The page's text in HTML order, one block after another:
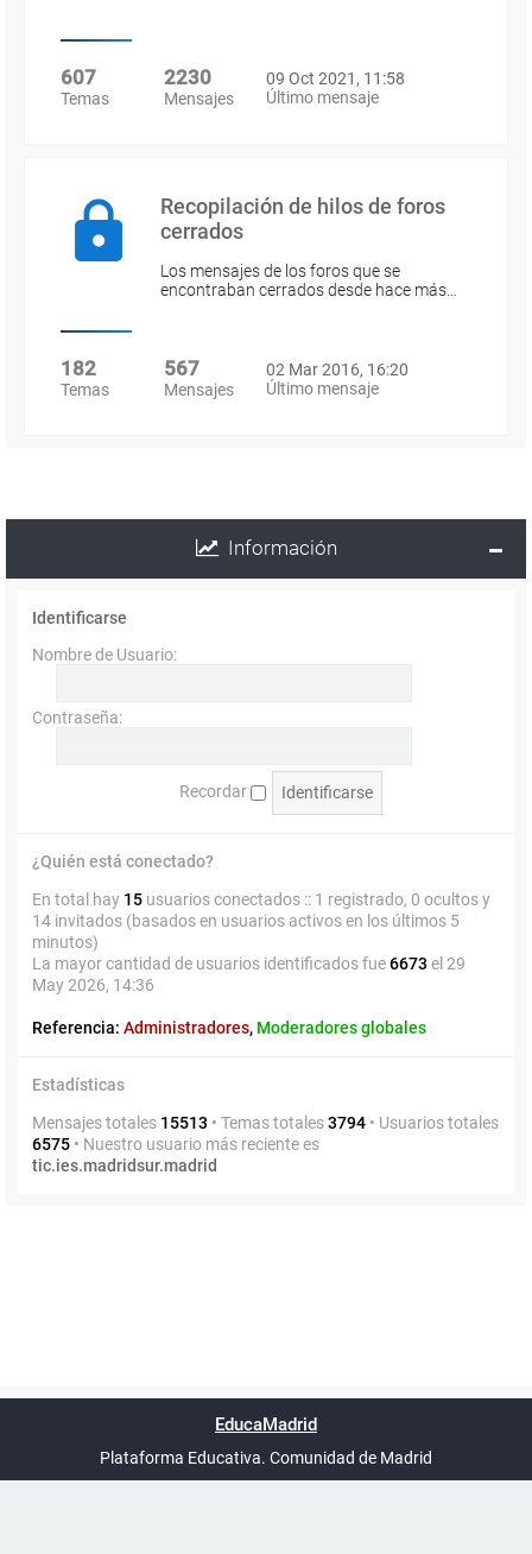
607
Temas
2230
Mensajes
09 Oct 2021, 11:58
Último mensaje
Recopilación de hilos de foros
cerrados
Los mensajes de los foros que se
encontraban cerrados desde hace más…
182
Temas
567
Mensajes
02 Mar 2016, 16:20
Último mensaje
Información
Identificarse
Nombre de Usuario:
Contraseña:
Recordar
¿Quién está conectado?
En total hay 15 usuarios conectados :: 1 registrado, 0 ocultos y
14 invitados (basados en usuarios activos en los últimos 5
minutos)
La mayor cantidad de usuarios identificados fue6673 el 29
May 2026, 14:36
Referencia: Administradores, Moderadores globales
Estadísticas
Mensajes totales 15513 • Temas totales3794 • Usuarios totales
6575 • Nuestro usuario más reciente es
tic.ies.madridsur.madrid
UTC+02:00
phpBB España
EducaMadrid
Plataforma Educativa. Comunidad de Madrid